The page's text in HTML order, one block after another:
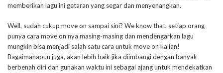
memberikan lagu ini getaran yang segar dan menyenangkan.
Well, sudah cukup move on sampai sini? We know that, setiap orang
punya cara move on nya masing-masing dan mendengarkan lagu
mungkin bisa menjadi salah satu cara untuk move on kalian!
Bagaimanapun juga, akan lebih baik jika diimbangi dengan banyak
berbenah diri dan gunakan waktu ini sebagai ajang untuk mendekatkan